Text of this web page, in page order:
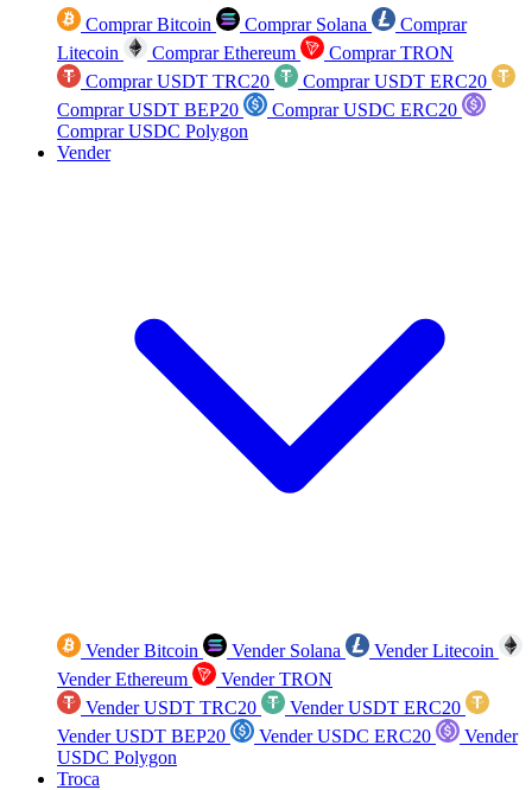
Comprar Bitcoin Comprar Solana
Comprar
Litecoin
Comprar Ethereum
Comprar TRON
Comprar USDT TRC20
Comprar USDT ERC20
Comprar USDT BEP20
Comprar USDC ERC20
Comprar USDC Polygon
Vender
Vender Bitcoin Vender Solana
Vender Litecoin
Vender Ethereum
Vender TRON
Vender USDT TRC20
Vender USDT ERC20
Vender USDT BEP20
Vender USDC ERC20
Vender
USDC Polygon
Troca